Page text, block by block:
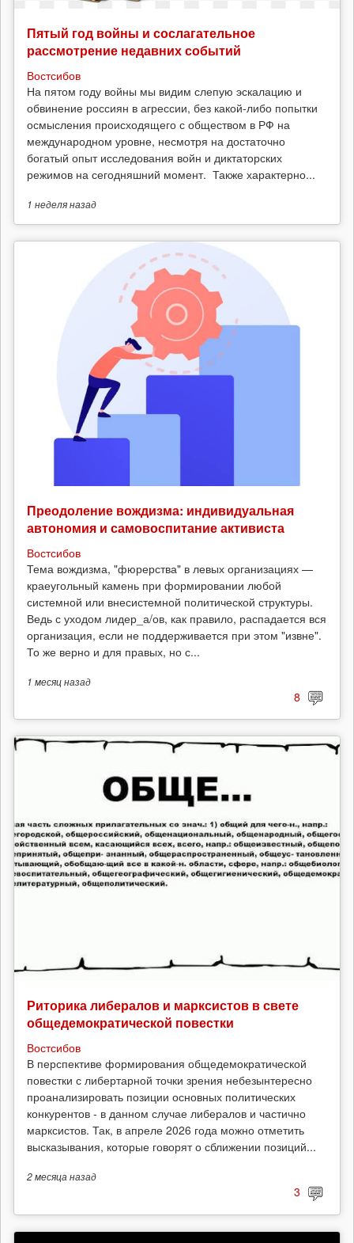
Пятый год войны и сослагательное
рассмотрение недавних событий
Востсибов
На пятом году войны мы видим слепую эскалацию и
обвинение россиян в агрессии, без какой-либо попытки
осмысления происходящего с обществом в РФ на
международном уровне, несмотря на достаточно
богатый опыт исследования войн и диктаторских
режимов на сегодняшний момент. Также характерно...
1 неделяназад
Преодоление вождизма: индивидуальная
автономия и самовоспитание активиста
Востсибов
Тема вождизма, "фюрерства" в левых организациях —
краеугольный камень при формировании любой
системной или внесистемной политической структуры.
Ведь с уходом лидер_а/ов, как правило, распадается вся
организация, если не поддерживается при этом "извне".
То же верно и для правых, но с...
1 месяцназад
8
Риторика либералов и марксистов в свете
общедемократической повестки
Востсибов
В перспективе формирования общедемократической
повестки с либертарной точки зрения небезынтересно
проанализировать позиции основных политических
конкурентов - в данном случае либералов и частично
марксистов. Так, в апреле 2026 года можно отметить
высказывания, которые говорят о сближении позиций...
2 месяцаназад
3